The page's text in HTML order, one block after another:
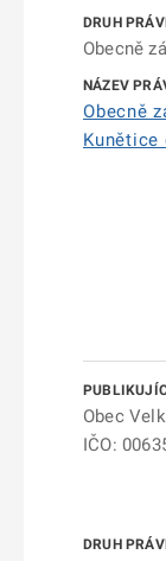
Obecně
Obecně
Obec
IČO: